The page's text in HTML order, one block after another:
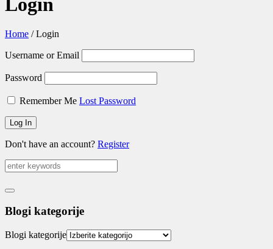
Home /Login
Username or Email
Password
Remember Me Lost Password
Don't have an account? Register
Blogi kategorije
Blogi kategorije